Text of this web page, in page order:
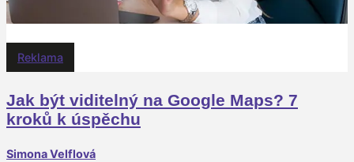
Reklama
Jak být viditelný na Google Maps? 7
kroků k úspěchu
Simona Velflová